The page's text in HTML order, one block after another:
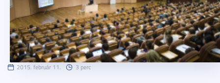
2015. február 11. 3 perc